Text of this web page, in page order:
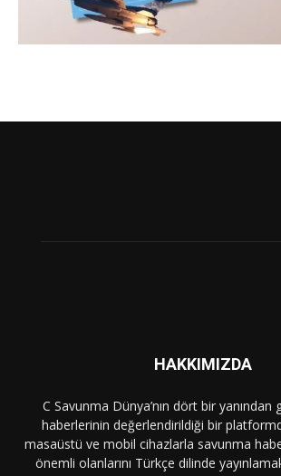
HAKKIMIZDA
C Savunma Dünya’nın dört bir yanından
haberlerinin değerlendirildiği bir
masaüstü ve mobil cihazlarla savunma
önemli olanlarını Türkçe dilinde